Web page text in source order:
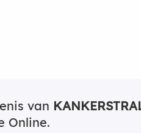
van
Online.